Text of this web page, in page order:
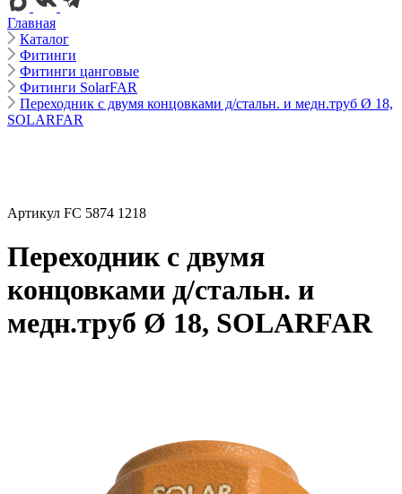
Главная
Каталог
Фитинги
Фитинги цанговые
Фитинги SolarFAR
Переходник с двумя концовками д/стальн. и медн.труб Ø 18,
SOLARFAR
Артикул FC 5874 1218
Переходник с двумя
концовками д/стальн. и
медн.труб Ø 18, SOLARFAR